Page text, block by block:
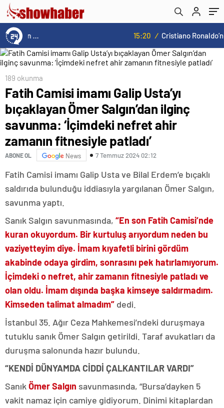
15:20 Cristiano Ronaldo’nun akıllara zarar tüm kariyerinin istatistiğini çıkardık !
189 okunma
Fatih Camisi imamı Galip Usta’yı
bıçaklayan Ömer Salgın’dan ilginç
savunma: ‘İçimdeki nefret ahir
zamanın fitnesiyle patladı’
ABONE OL News 7 Temmuz 2024 02:12
Fatih Camisi imamı Galip Usta ve Bilal Erdem’e bıçaklı
saldırıda bulunduğu iddiasıyla yargılanan Ömer Salgın,
savunma yaptı.
Sanık Salgın savunmasında, “En son Fatih Camisi’nde
kuran okuyordum. Bir kurtuluş arıyordum neden bu
vaziyetteyim diye. İmam kıyafetli birini gördüm
akabinde odaya girdim, sonrasını pek hatırlamıyorum.
İçimdeki o nefret, ahir zamanın fitnesiyle patladı ve
olan oldu. İmam dışında başka kimseye saldırmadım.
Kimseden talimat almadım” dedi.
İstanbul 35. Ağır Ceza Mahkemesi’ndeki duruşmaya
tutuklu sanık Ömer Salgın getirildi. Taraf avukatları da
duruşma salonunda hazır bulundu.
“KENDİ DÜNYAMDA CİDDİ ÇALKANTILAR VARDI”
Sanık Ömer Salgın savunmasında, “Bursa’dayken 5
vakit namaz için camiye gidiyorum. Dinimi kitaplardan